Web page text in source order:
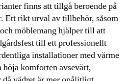
finns att tillgå beroende på
Ett rikt urval av tillbehör, såsom
möblemang hjälper till att
till ett professionellt
installationer med värme
höja komforten avsevärt,